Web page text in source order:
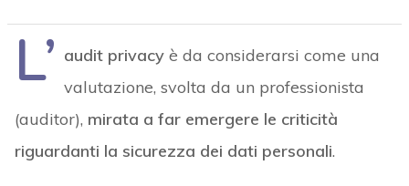
L’ audit privacyè da considerarsi come una
valutazione, svolta da un professionista
(auditor), mirata a far emergere le criticità
riguardanti la sicurezza dei dati personali.